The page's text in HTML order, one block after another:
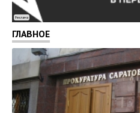
Реклама
ГЛАВНОЕ